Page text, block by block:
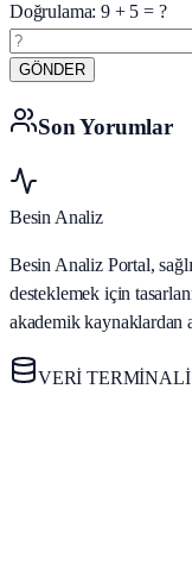
Doğrulama:9+ 5 = ?
GÖNDER
Son Yorumlar
Besin Analiz
Besin Analiz Portal,
desteklemek için
akademik kaynaklardan
VERİ TERMİNALİ